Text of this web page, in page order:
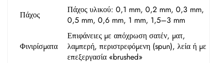
Πάχος
Πάχος υλικού: 0,1 mm, 0,2 mm, 0,3 mm,
0,5 mm, 0,6 mm, 1 mm, 1,5–3 mm
Φινιρίσματα
Επιφάνειες με απόχρωση σατέν, ματ,
λαμπερή, περιστρεφόμενη (spun), λεία ή με
επεξεργασία «brushed»